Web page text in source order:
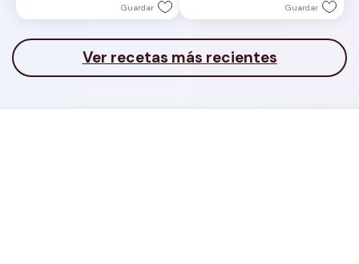
Guardar Guardar
Ver recetas más recientes